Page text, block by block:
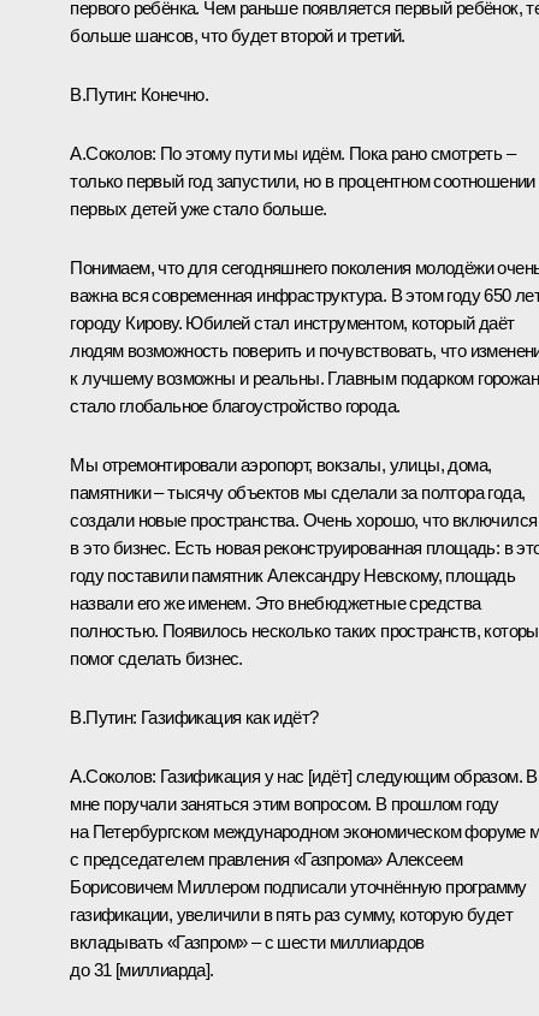
первого ребёнка. Чем раньше появляется первый ребёнок,
больше шансов, что будет второй и третий.
В.Путин: Конечно.
А.Соколов: По этому пути мы идём. Пока рано смотреть –
только первый год запустили, но в процентном соотношении
первых детей уже стало больше.
Понимаем, что для сегодняшнего поколения молодёжи
важна вся современная инфраструктура. В этом году 650
городу Кирову. Юбилей стал инструментом, который даёт
людям возможность поверить и почувствовать, что
к лучшему возможны и реальны. Главным подарком
стало глобальное благоустройство города.
Мы отремонтировали аэропорт, вокзалы, улицы, дома,
памятники – тысячу объектов мы сделали за полтора года,
создали новые пространства. Очень хорошо, что включился
в это бизнес. Есть новая реконструированная площадь: в
году поставили памятник Александру Невскому, площадь
назвали его же именем. Это внебюджетные средства
полностью. Появилось несколько таких пространств,
помог сделать бизнес.
В.Путин: Газификация как идёт?
А.Соколов: Газификация у нас [идёт] следующим образом.
мне поручали заняться этим вопросом. В прошлом году
на Петербургском международном экономическом форуме
с председателем правления «Газпрома» Алексеем
Борисовичем Миллером подписали уточнённую программу
газификации, увеличили в пять раз сумму, которую будет
вкладывать «Газпром» – с шести миллиардов
до 31 [миллиарда].